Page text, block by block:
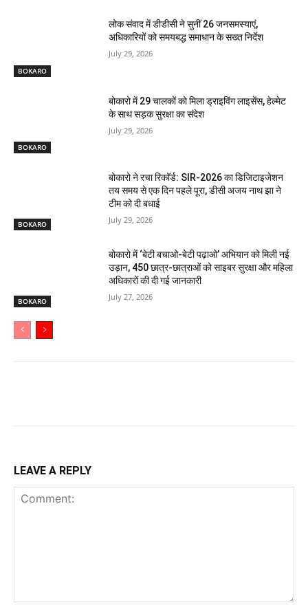
BOKARO
लोक संवाद में डीडीसी ने सुनीं 26 जनसमस्याएं,
अधिकारियों को समयबद्ध समाधान के सख्त निर्देश
July 29, 2026
BOKARO
बोकारो में 29 चालकों को मिला ड्राइविंग लाइसेंस, हेल्मेट
के साथ सड़क सुरक्षा का संदेश
July 29, 2026
BOKARO
बोकारो ने रचा रिकॉर्ड: SIR-2026 का डिजिटाइजेशन
तय समय से एक दिन पहले पूरा, डीसी अजय नाथ झा ने
टीम को दी बधाई
July 29, 2026
BOKARO
बोकारो में ‘बेटी बचाओ-बेटी पढ़ाओ’ अभियान को मिली नई
उड़ान, 450 छात्र-छात्राओं को साइबर सुरक्षा और महिला
अधिकारों की दी गई जानकारी
July 27, 2026
LEAVE A REPLY